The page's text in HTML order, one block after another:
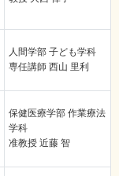
人間学部 子ども学科
専任講師 西山 里利
保健医療学部 作業療法
学科
准教授 近藤 智